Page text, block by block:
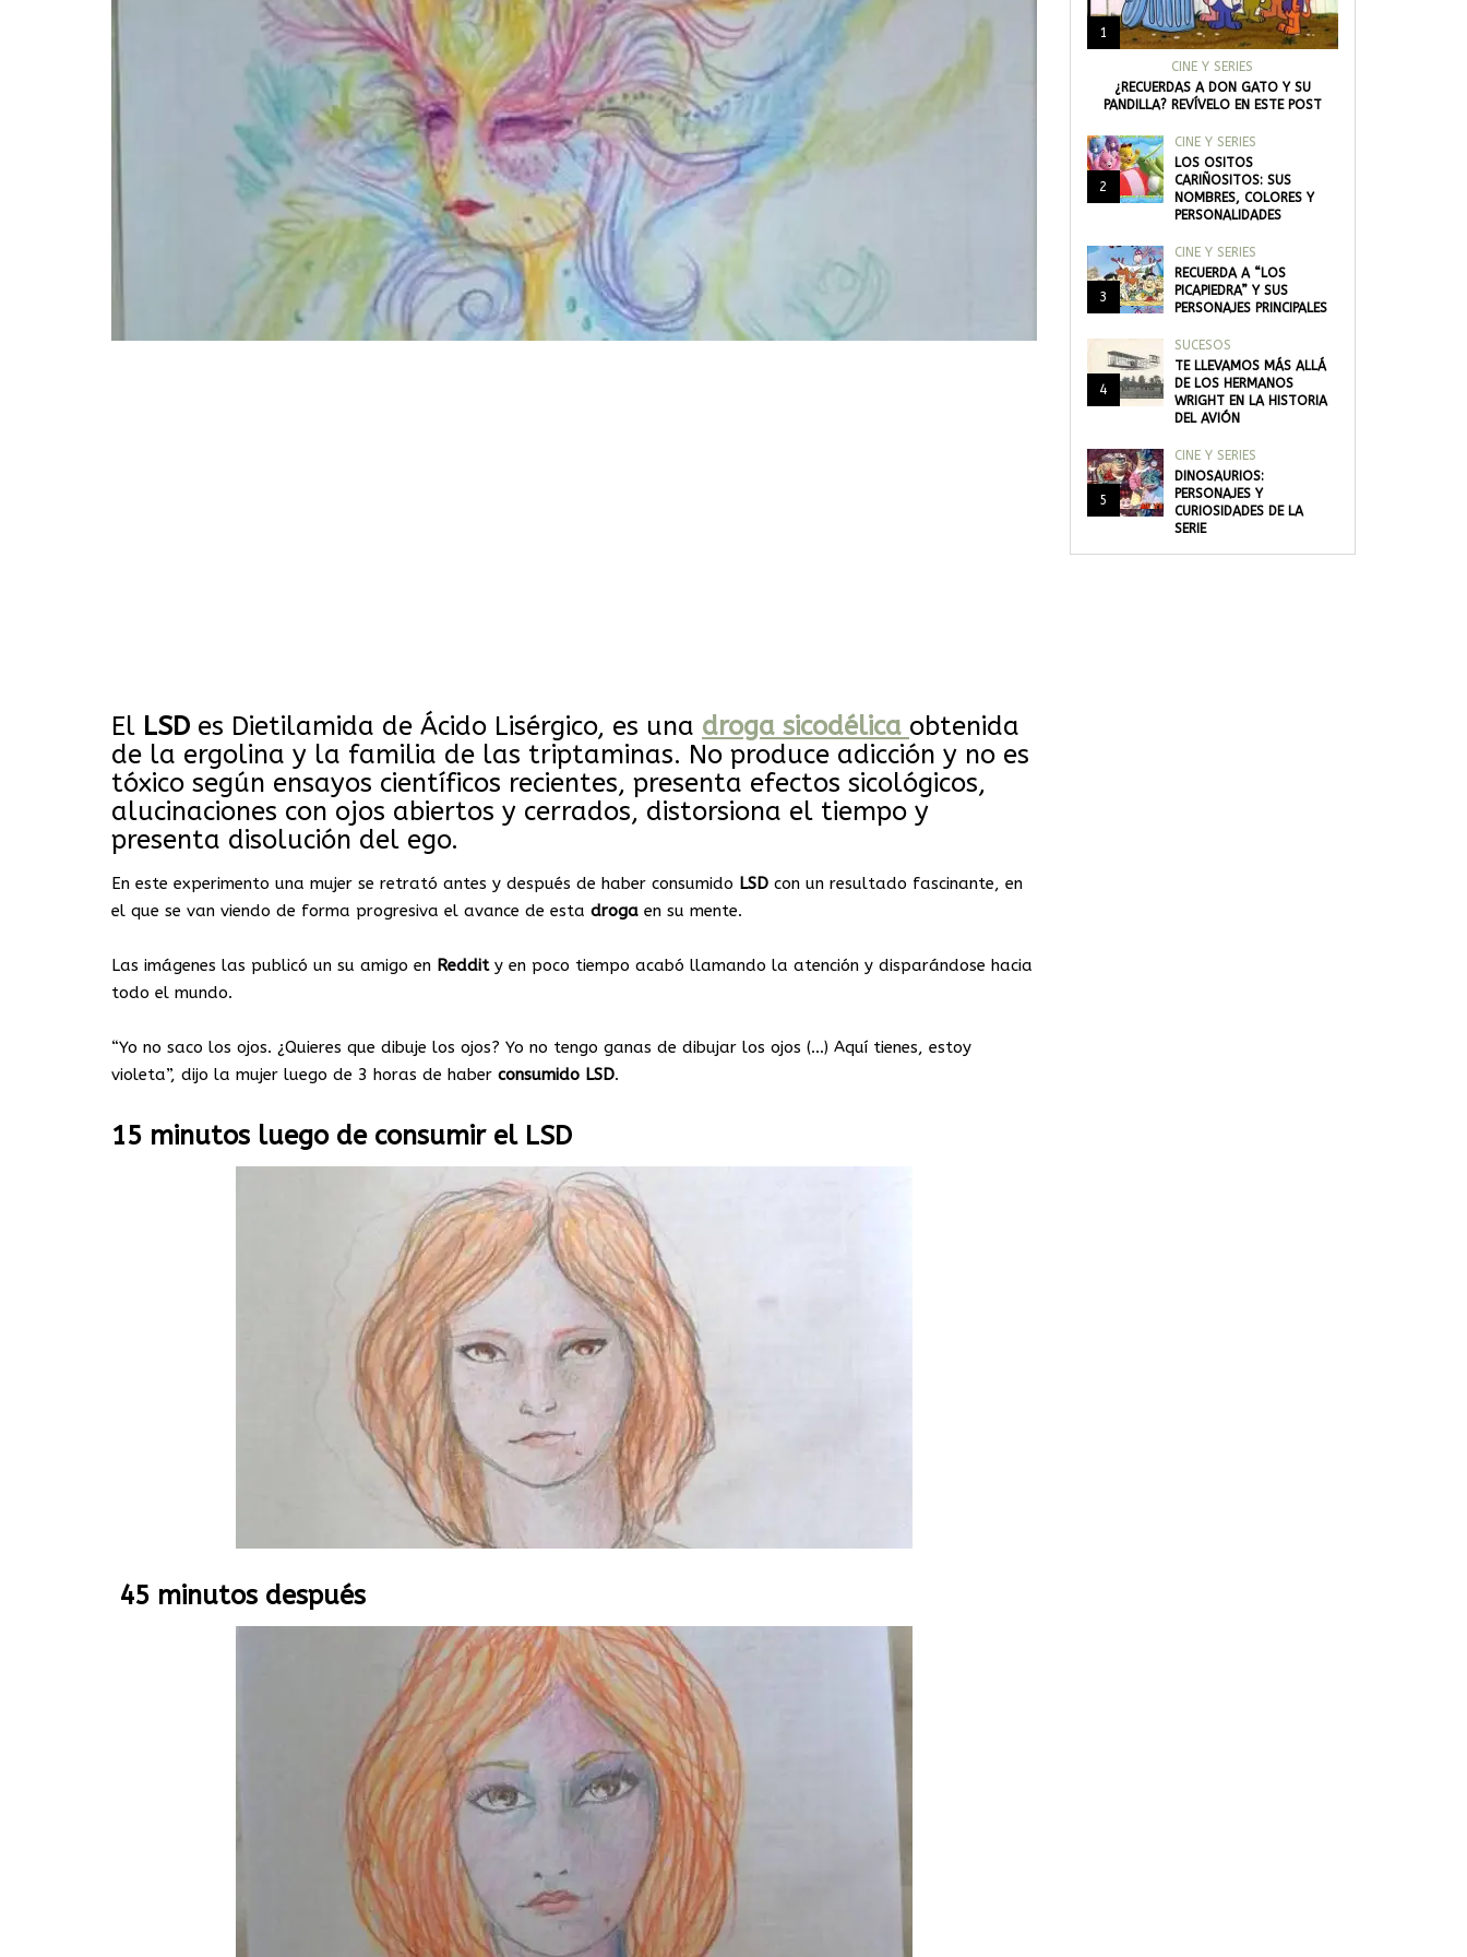
El LSD es Dietilamida de Ácido Lisérgico, es una droga sicodélica obtenida
de la ergolina y la familia de las triptaminas. No produce adicción y no es
tóxico según ensayos científicos recientes, presenta efectos sicológicos,
alucinaciones con ojos abiertos y cerrados, distorsiona el tiempo y
presenta disolución del ego.
En este experimento una mujer se retrató antes y después de haber consumido LSD con un resultado fascinante, en
el que se van viendo de forma progresiva el avance de esta droga en su mente.
Las imágenes las publicó un su amigo en Reddity en poco tiempo acabó llamando la atención y disparándose hacia
todo el mundo.
“Yo no saco los ojos. ¿Quieres que dibuje los ojos? Yo no tengo ganas de dibujar los ojos (…) Aquí tienes, estoy
violeta”, dijo la mujer luego de 3 horas de haber consumido LSD.
15 minutos luego de consumir el LSD
45 minutos después
1
CINE Y SERIES
¿RECUERDAS A DON GATO Y SU
PANDILLA? REVÍVELO EN ESTE POST
2
CINE Y SERIES
LOS OSITOS
CARIÑOSITOS: SUS
NOMBRES, COLORES Y
PERSONALIDADES
3
CINE Y SERIES
RECUERDA A “LOS
PICAPIEDRA” Y SUS
PERSONAJES PRINCIPALES
4
SUCESOS
TE LLEVAMOS MÁS ALLÁ
DE LOS HERMANOS
WRIGHT EN LA HISTORIA
DEL AVIÓN
5
CINE Y SERIES
DINOSAURIOS:
PERSONAJES Y
CURIOSIDADES DE LA
SERIE